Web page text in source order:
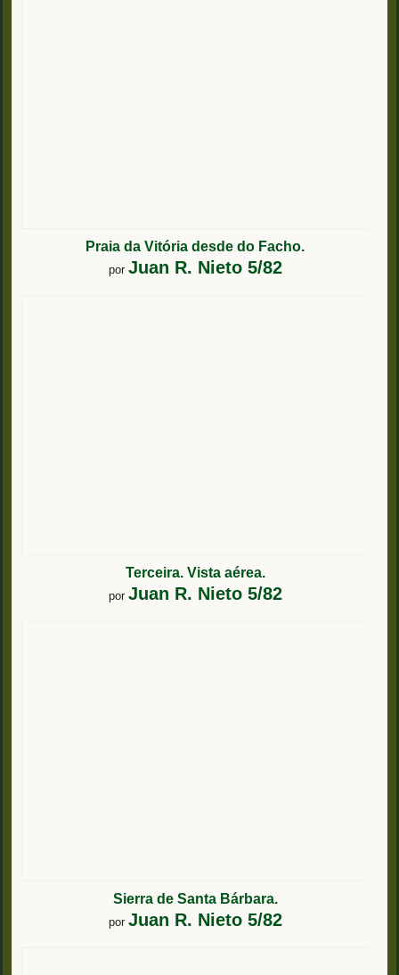
Praia da Vitória desde do Facho.
por Juan R. Nieto 5/82
Terceira. Vista aérea.
por Juan R. Nieto 5/82
Sierra de Santa Bárbara.
por Juan R. Nieto 5/82